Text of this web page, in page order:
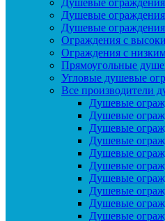
Душевые
Душевые
Душевые
Ограждения с
Ограждения с
Прямоугольные
Угловые душевые
Все производители
Душевые
Душевые
Душевые
Душевые
Душевые
Душевые
Душевые
Душевые
Душевые
Душевые